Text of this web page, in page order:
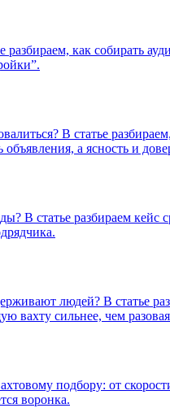
как собирать
В статье
а ясность и
В статье разбираем кейс
людей? В статье
вахту сильнее, чем
подбору: от
воронка.